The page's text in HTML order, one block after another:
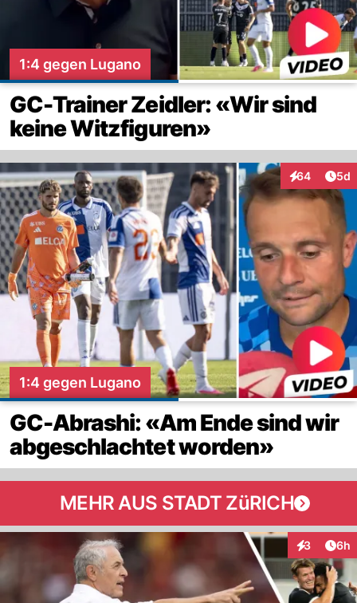
1:4 gegen Lugano
GC-Trainer Zeidler: «Wir sind
keine Witzfiguren»
64
Interaktionen
5d
1:4 gegen Lugano
GC-Abrashi: «Am Ende sind wir
abgeschlachtet worden»
MEHR AUS STADT ZüRICH
3 6h